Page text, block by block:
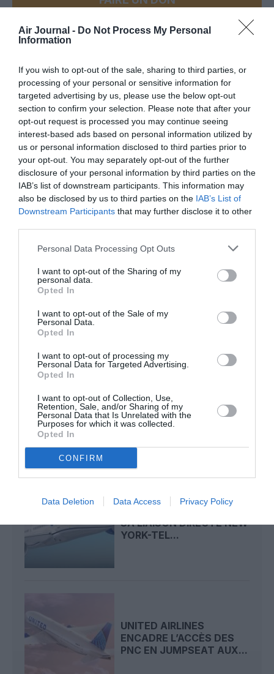
Air Journal - Do Not Process My Personal
Information
If you wish to opt-out of the sale, sharing to third parties, or
processing of your personal or sensitive information for
targeted advertising by us, please use the below opt-out
section to confirm your selection. Please note that after your
opt-out request is processed you may continue seeing
interest-based ads based on personal information utilized by
us or personal information disclosed to third parties prior to
your opt-out. You may separately opt-out of the further
disclosure of your personal information by third parties on the
IAB’s list of downstream participants. This information may
also be disclosed by us to third parties on the IAB’s List of
Downstream Participants that may further disclose it to other
Personal Data Processing Opt Outs
I want to opt-out of the Sharing of my
personal data.
Opted In
I want to opt-out of the Sale of my
Personal Data.
Opted In
I want to opt-out of processing my
Personal Data for Targeted Advertising.
Opted In
I want to opt-out of Collection, Use,
Retention, Sale, and/or Sharing of my
Personal Data that Is Unrelated with the
Purposes for which it was collected.
Opted In
CONFIRM
Data Deletion Data Access Privacy Policy
Appel aux lecteurs !
développement !
NOUS SOUTENIR
DERNIERS COMMENTAIRES
a commenté l'article :
Contrôles aux frontières entre l’Espagne et l’Italie : des
arrivées plus longues, des correspondances à risque
Manfou a commenté l'article :
une saison record malgré le contexte géopolitique
resultats financiers united airlines
LIRE AUSSI
ISRAËL : UNITED RELANCE
SA LIAISON DIRECTE NEW
YORK-TEL...
UNITED AIRLINES
ENCADRE L’ACCÈS DES
PNC EN JUMPSEAT AUX...